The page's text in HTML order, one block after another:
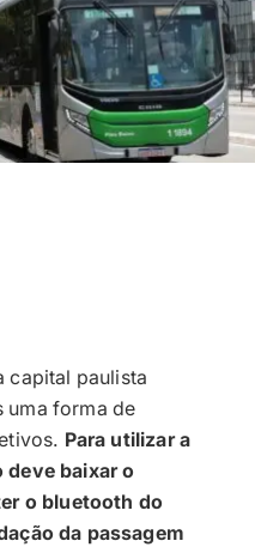
capital paulista
uma forma de
Para utilizar a
deve baixar o
o bluetooth do
da passagem